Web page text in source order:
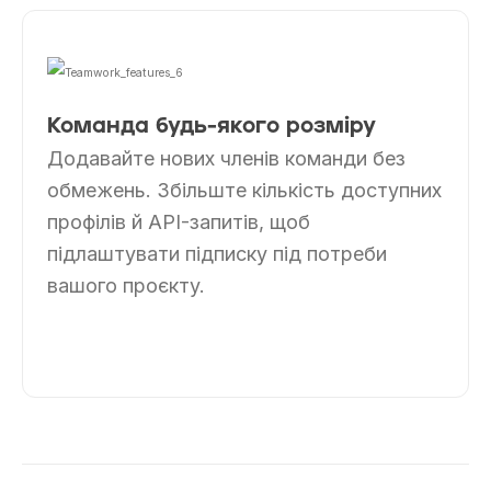
Команда будь-якого розміру
Додавайте нових членів команди без
обмежень. Збільште кількість доступних
профілів й API-запитів, щоб
підлаштувати підписку під потреби
вашого проєкту.